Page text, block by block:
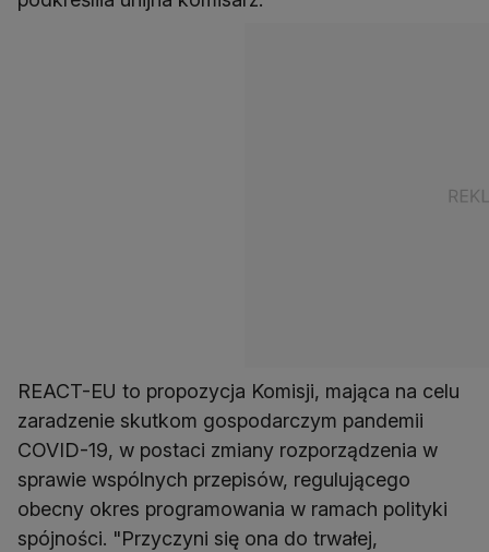
REACT-EU to propozycja Komisji, mająca na celu
zaradzenie skutkom gospodarczym pandemii
COVID-19, w postaci zmiany rozporządzenia w
sprawie wspólnych przepisów, regulującego
obecny okres programowania w ramach polityki
spójności. "Przyczyni się ona do trwałej,